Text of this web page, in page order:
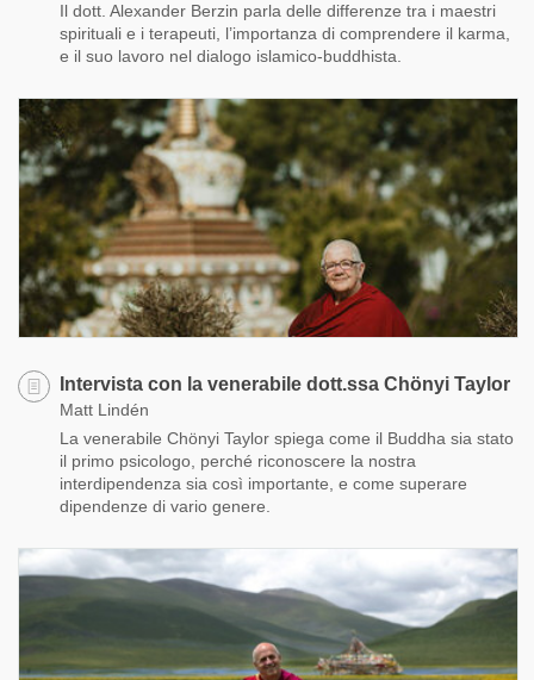
Il dott. Alexander Berzin parla delle differenze tra i maestri
spirituali e i terapeuti, l’importanza di comprendere il karma,
e il suo lavoro nel dialogo islamico-buddhista.
Intervista con la venerabile dott.ssa Chönyi Taylor
Matt Lindén
La venerabile Chönyi Taylor spiega come il Buddha sia stato
il primo psicologo, perché riconoscere la nostra
interdipendenza sia così importante, e come superare
dipendenze di vario genere.